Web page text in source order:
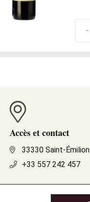
-
Accès et contact
33330 Saint-Émilion
+33 557 242 457